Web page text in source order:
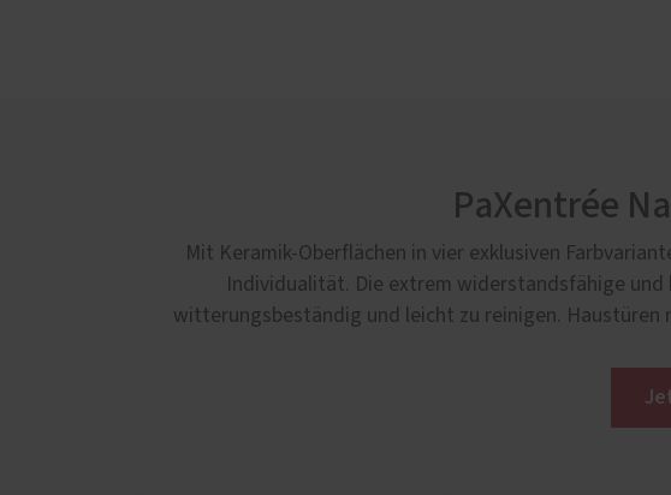
PaXentrée
Mit Keramik-Oberflächen in vier exklusiven
Individualität. Die extrem widerstandsfähige
witterungsbeständig und leicht zu reinigen. Haustüren